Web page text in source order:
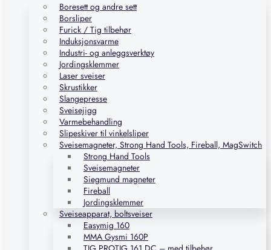
Boresett og andre sett
Borsliper
Furick / Tig tilbehør
Induksjonsvarme
Industri- og anleggsverktøy
Jordingsklemmer
Laser sveiser
Skrustikker
Slangepresse
Sveisejigg
Varmebehandling
Slipeskiver til vinkelsliper
Sveisemagneter, Strong Hand Tools, Fireball, MagSwitch
Strong Hand Tools
Sveisemagneter
Siegmund magneter
Fireball
Jordingsklemmer
Sveiseapparat, boltsveiser
Easymig 160
MMA Gysmi 160P